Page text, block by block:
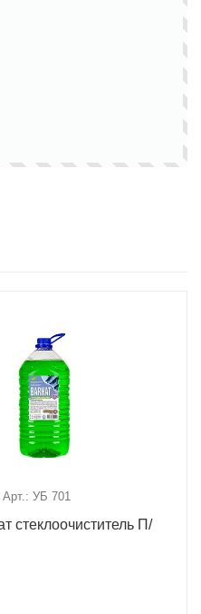
Арт.: УБ 701
стеклоочиститель П/